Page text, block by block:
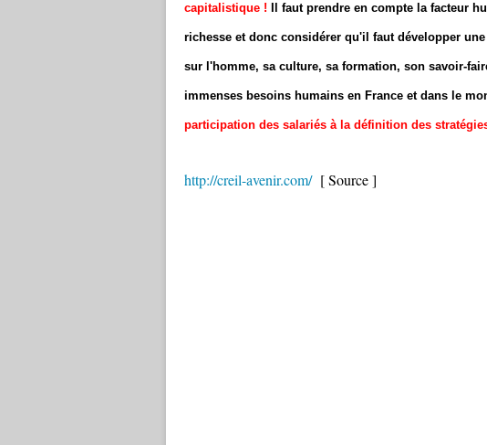
capitalistique ! Il faut prendre en compte la facteur
richesse et donc considérer qu'il faut développer
sur l'homme, sa culture, sa formation, son savoir-
immenses besoins humains en France et dans le
participation des salariés à la définition des
http://creil-avenir.com/[ Source ]